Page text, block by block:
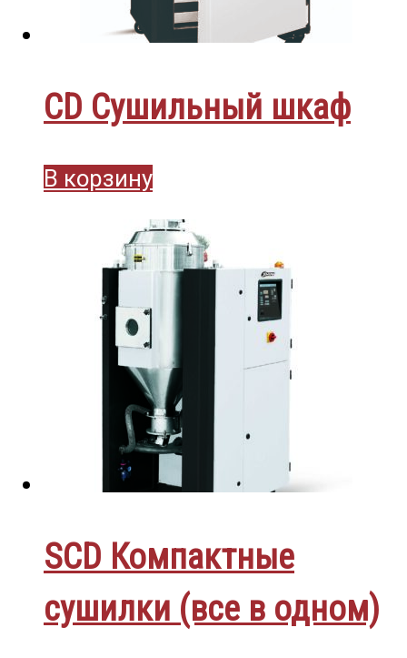
CD Сушильный шкаф
В корзину
SCD Компактные
сушилки (все в одном)